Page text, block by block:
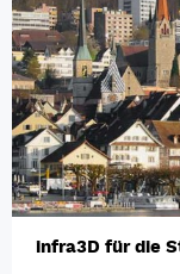
infra3D für die